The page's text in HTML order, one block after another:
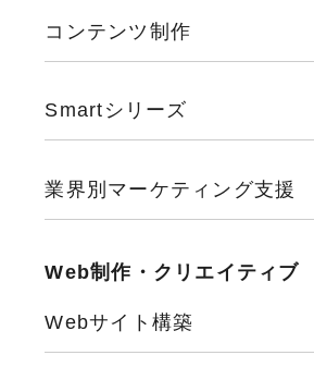
コンテンツ制作
Smartシリーズ
業界別マーケティング支援
Web制作・クリエイティブ
Webサイト構築